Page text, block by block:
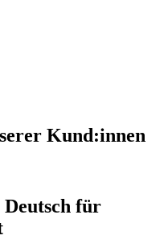
Kund:innen
für